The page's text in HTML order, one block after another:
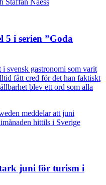
5 i serien ”Goda
svensk gastronomi som varit
fått cred för det han faktiskt
blev ett ord som alla
juni för turism i